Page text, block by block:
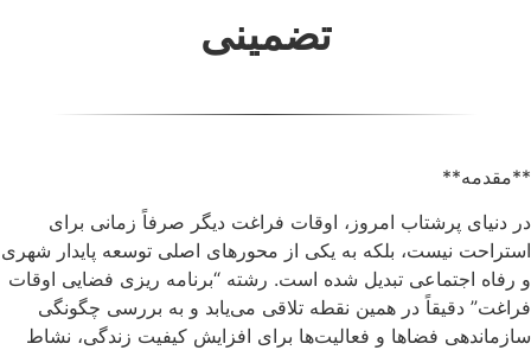
تضمینی
**مقدمه**
در دنیای پرشتاب امروز، اوقات فراغت دیگر صرفاً زمانی برای
استراحت نیست، بلکه به یکی از محورهای اصلی توسعه پایدار شهری
و رفاه اجتماعی تبدیل شده است. رشته “برنامه ریزی فضایی اوقات
فراغت” دقیقاً در همین نقطه تلاقی می‌یابد و به بررسی چگونگی
سازماندهی فضاها و فعالیت‌ها برای افزایش کیفیت زندگی، نشاط